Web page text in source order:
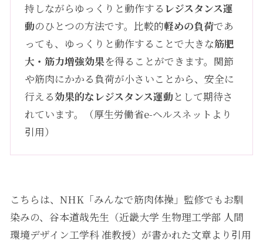
持しながらゆっくりと動作する レジスタンス運
動のひとつの方法です。比較的軽めの負荷であ
っても、ゆっくりと動作することで大きな筋肥
大・筋力増強効果を得ることができます。関節
や筋肉にかかる負荷が小さいことから、安全に
行える効果的なレジスタンス運動として期待さ
れています。（厚生労働省e-ヘルスネット より
引用）
こちらは、NHK「みんなで筋肉体操」監修でもお馴
染みの、谷本道哉先生（近畿大学 生物理工学部 人間
環境デザイン工学科 准教授）が書かれた文章より引用